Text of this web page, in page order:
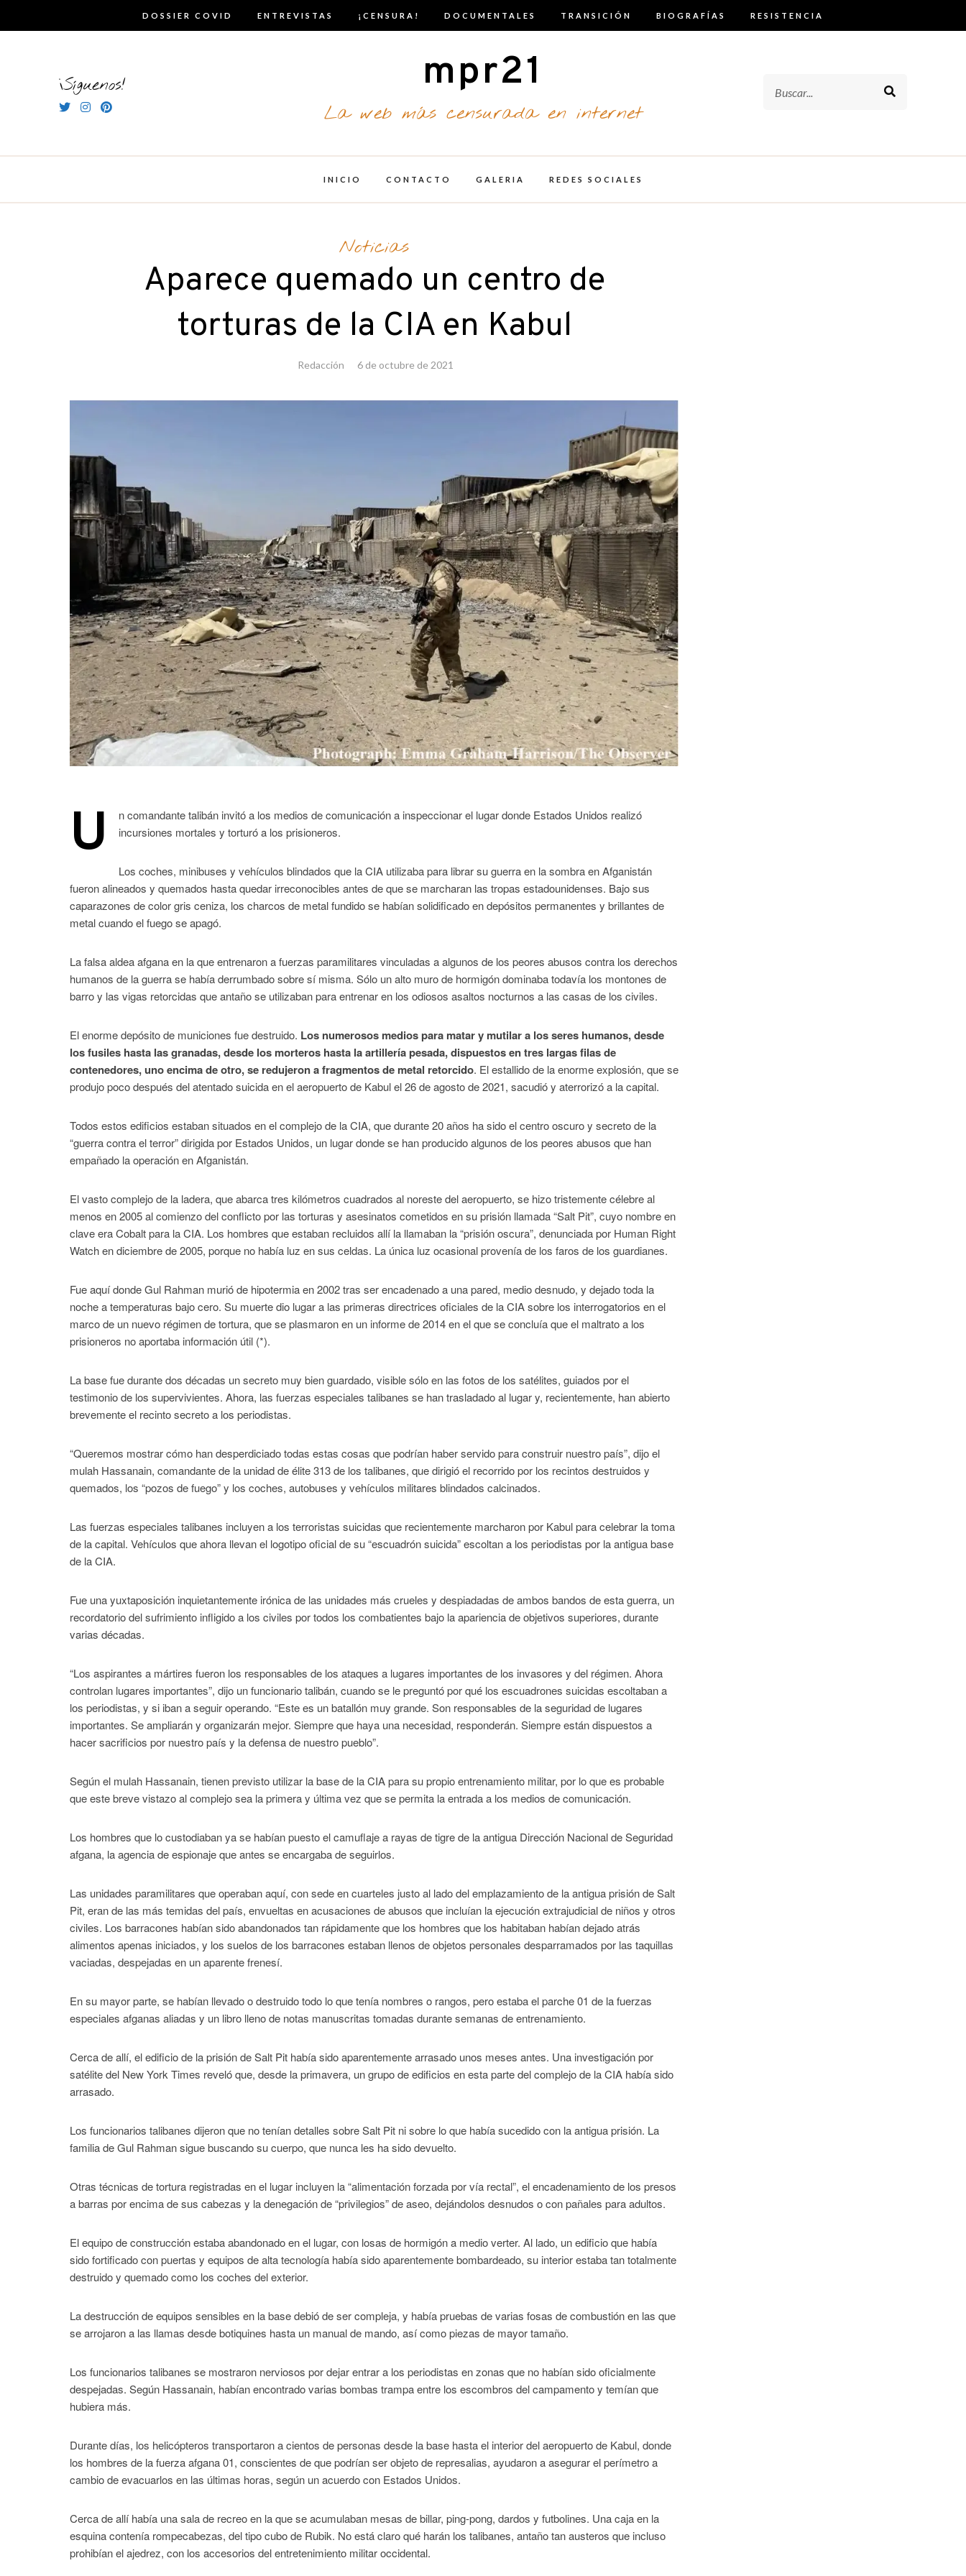
DOSSIER COVID ENTREVISTAS ¡CENSURA! DOCUMENTALES TRANSICIÓN BIOGRAFÍAS RESISTENCIA
¡Síguenos! mpr21
La web más censurada en internet
INICIO CONTACTO GALERIA REDES SOCIALES
Noticias
Aparece quemado un centro de
torturas de la CIA en Kabul
Redacción 6 de octubre de 2021
U
n comandante talibán invitó a los medios de comunicación a inspeccionar el lugar donde Estados Unidos realizó
incursiones mortales y torturó a los prisioneros.
Los coches, minibuses y vehículos blindados que la CIA utilizaba para librar su guerra en la sombra en Afganistán
fueron alineados y quemados hasta quedar irreconocibles antes de que se marcharan las tropas estadounidenses. Bajo sus
caparazones de color gris ceniza, los charcos de metal fundido se habían solidificado en depósitos permanentes y brillantes de
metal cuando el fuego se apagó.
La falsa aldea afgana en la que entrenaron a fuerzas paramilitares vinculadas a algunos de los peores abusos contra los derechos
humanos de la guerra se había derrumbado sobre sí misma. Sólo un alto muro de hormigón dominaba todavía los montones de
barro y las vigas retorcidas que antaño se utilizaban para entrenar en los odiosos asaltos nocturnos a las casas de los civiles.
El enorme depósito de municiones fue destruido. Los numerosos medios para matar y mutilar a los seres humanos, desde
los fusiles hasta las granadas, desde los morteros hasta la artillería pesada, dispuestos en tres largas filas de
contenedores, uno encima de otro, se redujeron a fragmentos de metal retorcido. El estallido de la enorme explosión, que se
produjo poco después del atentado suicida en el aeropuerto de Kabul el 26 de agosto de 2021, sacudió y aterrorizó a la capital.
Todos estos edificios estaban situados en el complejo de la CIA, que durante 20 años ha sido el centro oscuro y secreto de la
“guerra contra el terror” dirigida por Estados Unidos, un lugar donde se han producido algunos de los peores abusos que han
empañado la operación en Afganistán.
El vasto complejo de la ladera, que abarca tres kilómetros cuadrados al noreste del aeropuerto, se hizo tristemente célebre al
menos en 2005 al comienzo del conflicto por las torturas y asesinatos cometidos en su prisión llamada “Salt Pit”, cuyo nombre en
clave era Cobalt para la CIA. Los hombres que estaban recluidos allí la llamaban la “prisión oscura”, denunciada por Human Right
Watch en diciembre de 2005, porque no había luz en sus celdas. La única luz ocasional provenía de los faros de los guardianes.
Fue aquí donde Gul Rahman murió de hipotermia en 2002 tras ser encadenado a una pared, medio desnudo, y dejado toda la
noche a temperaturas bajo cero. Su muerte dio lugar a las primeras directrices oficiales de la CIA sobre los interrogatorios en el
marco de un nuevo régimen de tortura, que se plasmaron en un informe de 2014 en el que se concluía que el maltrato a los
prisioneros no aportaba información útil (*).
La base fue durante dos décadas un secreto muy bien guardado, visible sólo en las fotos de los satélites, guiados por el
testimonio de los supervivientes. Ahora, las fuerzas especiales talibanes se han trasladado al lugar y, recientemente, han abierto
brevemente el recinto secreto a los periodistas.
“Queremos mostrar cómo han desperdiciado todas estas cosas que podrían haber servido para construir nuestro país”, dijo el
mulah Hassanain, comandante de la unidad de élite 313 de los talibanes, que dirigió el recorrido por los recintos destruidos y
quemados, los “pozos de fuego” y los coches, autobuses y vehículos militares blindados calcinados.
Las fuerzas especiales talibanes incluyen a los terroristas suicidas que recientemente marcharon por Kabul para celebrar la toma
de la capital. Vehículos que ahora llevan el logotipo oficial de su “escuadrón suicida” escoltan a los periodistas por la antigua base
de la CIA.
Fue una yuxtaposición inquietantemente irónica de las unidades más crueles y despiadadas de ambos bandos de esta guerra, un
recordatorio del sufrimiento infligido a los civiles por todos los combatientes bajo la apariencia de objetivos superiores, durante
varias décadas.
“Los aspirantes a mártires fueron los responsables de los ataques a lugares importantes de los invasores y del régimen. Ahora
controlan lugares importantes”, dijo un funcionario talibán, cuando se le preguntó por qué los escuadrones suicidas escoltaban a
los periodistas, y si iban a seguir operando. “Este es un batallón muy grande. Son responsables de la seguridad de lugares
importantes. Se ampliarán y organizarán mejor. Siempre que haya una necesidad, responderán. Siempre están dispuestos a
hacer sacrificios por nuestro país y la defensa de nuestro pueblo”.
Según el mulah Hassanain, tienen previsto utilizar la base de la CIA para su propio entrenamiento militar, por lo que es probable
que este breve vistazo al complejo sea la primera y última vez que se permita la entrada a los medios de comunicación.
Los hombres que lo custodiaban ya se habían puesto el camuflaje a rayas de tigre de la antigua Dirección Nacional de Seguridad
afgana, la agencia de espionaje que antes se encargaba de seguirlos.
Las unidades paramilitares que operaban aquí, con sede en cuarteles justo al lado del emplazamiento de la antigua prisión de Salt
Pit, eran de las más temidas del país, envueltas en acusaciones de abusos que incluían la ejecución extrajudicial de niños y otros
civiles. Los barracones habían sido abandonados tan rápidamente que los hombres que los habitaban habían dejado atrás
alimentos apenas iniciados, y los suelos de los barracones estaban llenos de objetos personales desparramados por las taquillas
vaciadas, despejadas en un aparente frenesí.
En su mayor parte, se habían llevado o destruido todo lo que tenía nombres o rangos, pero estaba el parche 01 de la fuerzas
especiales afganas aliadas y un libro lleno de notas manuscritas tomadas durante semanas de entrenamiento.
Cerca de allí, el edificio de la prisión de Salt Pit había sido aparentemente arrasado unos meses antes. Una investigación por
satélite del New York Times reveló que, desde la primavera, un grupo de edificios en esta parte del complejo de la CIA había sido
arrasado.
Los funcionarios talibanes dijeron que no tenían detalles sobre Salt Pit ni sobre lo que había sucedido con la antigua prisión. La
familia de Gul Rahman sigue buscando su cuerpo, que nunca les ha sido devuelto.
Otras técnicas de tortura registradas en el lugar incluyen la “alimentación forzada por vía rectal”, el encadenamiento de los presos
a barras por encima de sus cabezas y la denegación de “privilegios” de aseo, dejándolos desnudos o con pañales para adultos.
El equipo de construcción estaba abandonado en el lugar, con losas de hormigón a medio verter. Al lado, un edificio que había
sido fortificado con puertas y equipos de alta tecnología había sido aparentemente bombardeado, su interior estaba tan totalmente
destruido y quemado como los coches del exterior.
La destrucción de equipos sensibles en la base debió de ser compleja, y había pruebas de varias fosas de combustión en las que
se arrojaron a las llamas desde botiquines hasta un manual de mando, así como piezas de mayor tamaño.
Los funcionarios talibanes se mostraron nerviosos por dejar entrar a los periodistas en zonas que no habían sido oficialmente
despejadas. Según Hassanain, habían encontrado varias bombas trampa entre los escombros del campamento y temían que
hubiera más.
Durante días, los helicópteros transportaron a cientos de personas desde la base hasta el interior del aeropuerto de Kabul, donde
los hombres de la fuerza afgana 01, conscientes de que podrían ser objeto de represalias, ayudaron a asegurar el perímetro a
cambio de evacuarlos en las últimas horas, según un acuerdo con Estados Unidos.
Cerca de allí había una sala de recreo en la que se acumulaban mesas de billar, ping-pong, dardos y futbolines. Una caja en la
esquina contenía rompecabezas, del tipo cubo de Rubik. No está claro qué harán los talibanes, antaño tan austeros que incluso
prohibían el ajedrez, con los accesorios del entretenimiento militar occidental.